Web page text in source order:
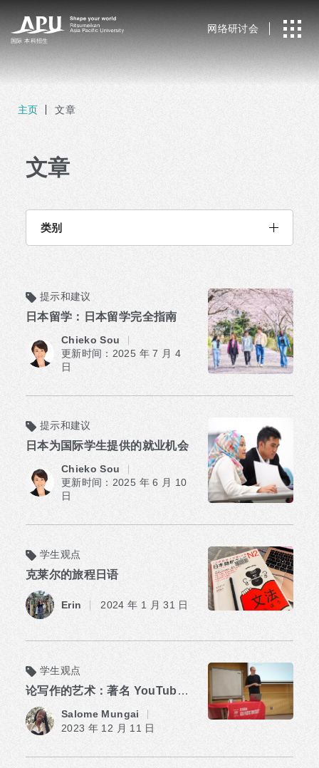
国际 本科招生
网络研讨会
主页 文章
文章
类别
提示和建议
日本留学：日本留学完全指南
Chieko Sou
更新时间：2025 年 7 月 4
日
提示和建议
日本为国际学生提供的就业机会
Chieko Sou
更新时间：2025 年 6 月 10
日
学生观点
克莱尔的旅程日语
Erin 2024 年 1 月 31 日
学生观点
论写作的艺术：著名 YouTuber Dogen 的研讨会
Salome Mungai
2023 年 12 月 11 日